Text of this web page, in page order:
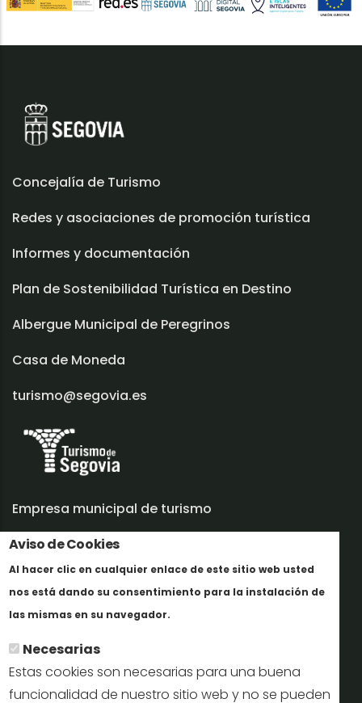
Aviso de Cookies
Al hacer clic en cualquier enlace de este sitio web usted
nos está dando su consentimiento para la instalación de
las mismas en su navegador.
Necesarias
Estas cookies son necesarias para una buena
funcionalidad de nuestro sitio web y no se pueden
Concejalía de Turismo
Redes y asociaciones de promoción turística
Informes y documentación
Plan de Sostenibilidad Turística en Destino
Albergue Municipal de Peregrinos
Casa de Moneda
turismo@segovia.es
Empresa municipal de turismo
Trabaja con nosotros
Informes y documentación
Perfil del contratante
Oficinas de Turismo
reservas@turismodesegovia.com